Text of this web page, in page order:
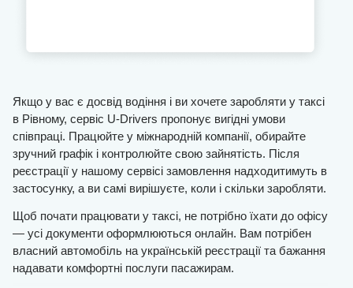
Якщо у вас є досвід водіння і ви хочете заробляти у таксі
в Рівному, сервіс U-Drivers пропонує вигідні умови
співпраці. Працюйте у міжнародній компанії, обирайте
зручний графік і контролюйте свою зайнятість. Після
реєстрації у нашому сервісі замовлення надходитимуть в
застосунку, а ви самі вирішуєте, коли і скільки заробляти.
Щоб почати працювати у таксі, не потрібно їхати до офісу
— усі документи оформлюються онлайн. Вам потрібен
власний автомобіль на українській реєстрації та бажання
надавати комфортні послуги пасажирам.